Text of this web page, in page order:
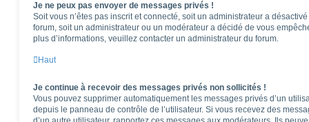
Je ne peux pas envoyer de messages privés !
Soit vous n’êtes pas inscrit et connecté, soit un administrateur a
forum, soit un administrateur ou un modérateur a décidé de vous
plus d’informations, veuillez contacter un administrateur du forum.
Haut
Je continue à recevoir des messages privés non sollicités !
Vous pouvez supprimer automatiquement les messages privés d’un
depuis le panneau de contrôle de l’utilisateur. Si vous recevez des